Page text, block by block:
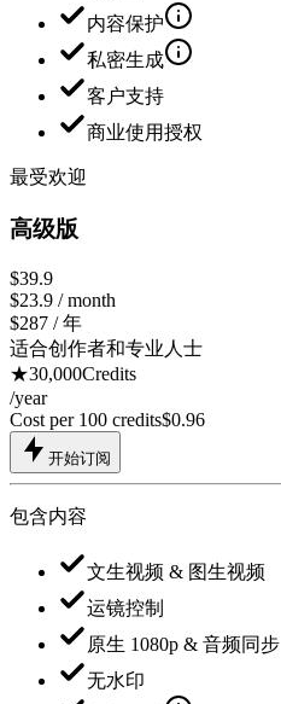
内容保护
私密生成
客户支持
商业使用授权
最受欢迎
高级版
$39.9
$23.9 / month
$287 / 年
适合创作者和专业人士
★30,000Credits
/year
Cost per 100 credits$0.96
开始订阅
包含内容
文生视频 & 图生视频
运镜控制
原生 1080p & 音频同步
无水印